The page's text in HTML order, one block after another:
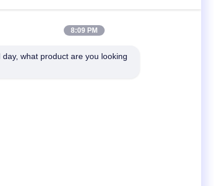
Rail Application The
line, by manual
8:09 PM
day, what product are you looking